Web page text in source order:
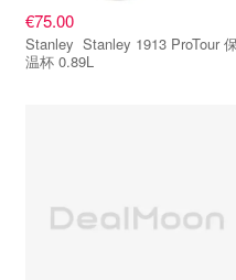
€75.00
Stanley Stanley 1913 ProTour 保
温杯 0.89L